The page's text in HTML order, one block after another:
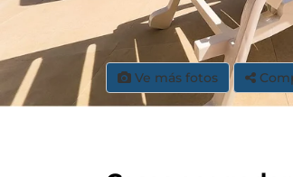
Ve más fotos